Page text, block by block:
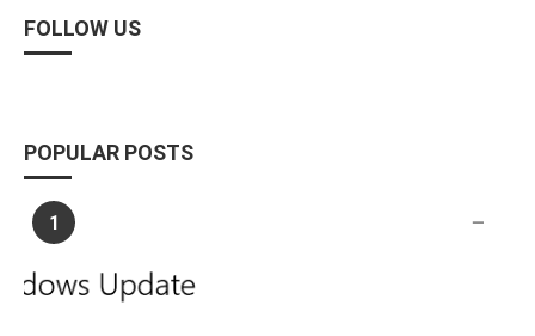
FOLLOW US
POPULAR POSTS
1